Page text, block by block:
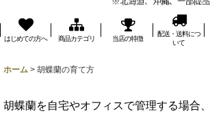
はじめての方へ 商品カテゴリ 当店の特徴
配送・送料につ
いて
ホーム > 胡蝶蘭の育て方
胡蝶蘭を自宅やオフィスで管理する場合